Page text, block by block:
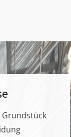
Grundstück